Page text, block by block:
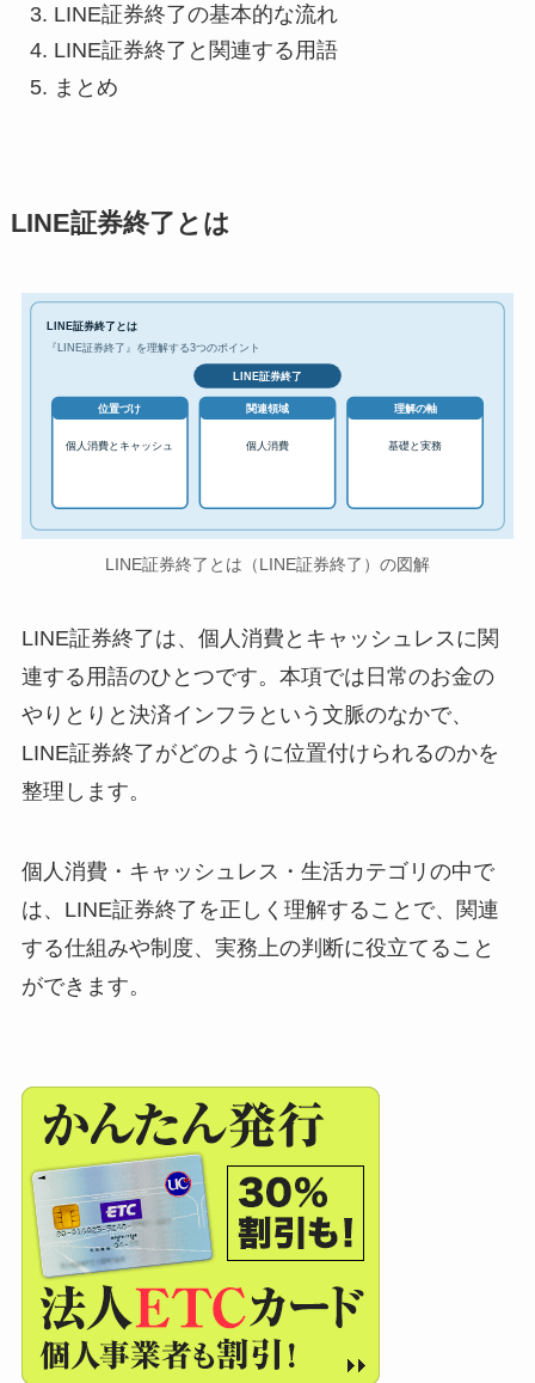
LINE証券終了の基本的な流れ
LINE証券終了と関連する用語
まとめ
LINE証券終了とは
LINE証券終了とは
『LINE証券終了』を理解する3つのポイント
LINE証券終了
位置づけ
個人消費とキャッシュ
関連領域
個人消費
理解の軸
基礎と実務
LINE証券終了とは（LINE証券終了）の図解
LINE証券終了は、個人消費とキャッシュレスに関
連する用語のひとつです。本項では日常のお金の
やりとりと決済インフラという文脈のなかで、
LINE証券終了がどのように位置付けられるのかを
整理します。
個人消費・キャッシュレス・生活カテゴリの中で
は、LINE証券終了を正しく理解することで、関連
する仕組みや制度、実務上の判断に役立てること
ができます。